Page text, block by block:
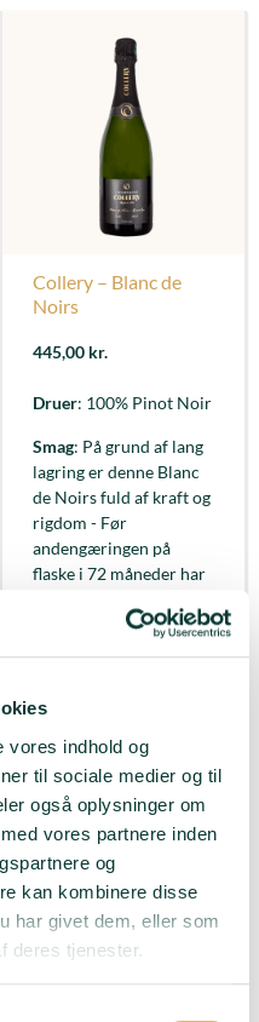
vores indhold og
til sociale medier og til
også oplysninger om
vores partnere inden
og
kan kombinere disse
har givet dem, eller som
deres tjenester.
Collery – Blanc de
Noirs
445,00 kr.
Druer: 100% Pinot Noir
Smag: På grund af lang
lagring er denne Blanc
de Noirs fuld af kraft og
rigdom - Før
andengæringen på
flaske i 72 måneder har
Burgundy Grand Cru-
Duft
frugter - Intens næse -
Frisk og udtryksfuld på
samme tid
Passer til: Aperitif -
Hjemmelavet burger -
Tapas